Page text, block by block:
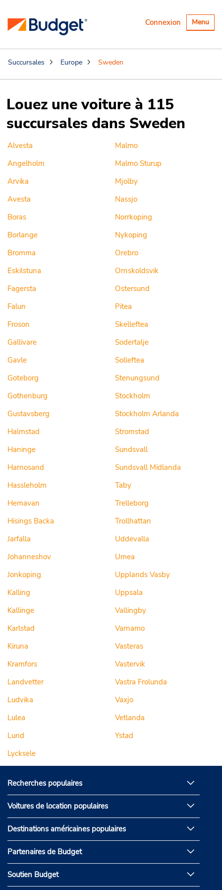
Basculer
la
Menu
Connexion
Succursales Europe Sweden
Louez une voiture à 115
succursales dans Sweden
Alvesta
Angelholm
Arvika
Avesta
Boras
Borlange
Bromma
Eskilstuna
Fagersta
Falun
Froson
Gallivare
Gavle
Goteborg
Gothenburg
Gustavsberg
Halmstad
Haninge
Harnosand
Hassleholm
Hemavan
Hisings Backa
Jarfalla
Johanneshov
Jonkoping
Kalling
Kallinge
Karlstad
Kiruna
Kramfors
Landvetter
Ludvika
Lulea
Lund
Lycksele
Malmo
Malmo Sturup
Mjolby
Nassjo
Norrkoping
Nykoping
Orebro
Ornskoldsvik
Ostersund
Pitea
Skelleftea
Sodertalje
Solleftea
Stenungsund
Stockholm
Stockholm Arlanda
Stromstad
Sundsvall
Sundsvall Midlanda
Taby
Trelleborg
Trollhattan
Uddevalla
Umea
Upplands Vasby
Uppsala
Vallingby
Varnamo
Vasteras
Vastervik
Vastra Frolunda
Vaxjo
Vetlanda
Ystad
Recherches populaires
Voitures de location populaires
Destinations américaines populaires
Partenaires de Budget
Soutien Budget